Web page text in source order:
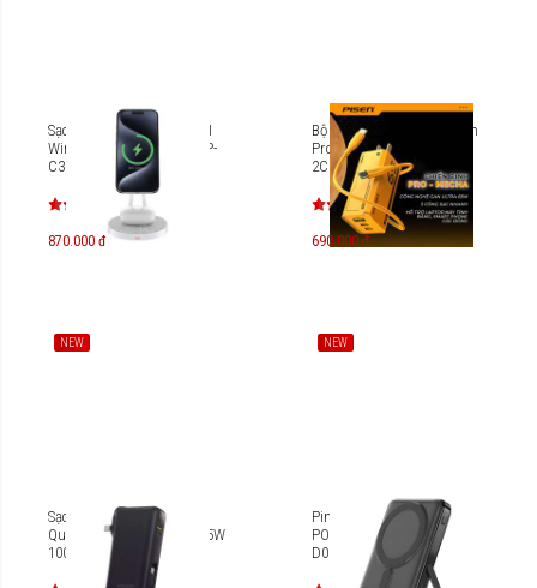
Sạc không dây Pisen 2 in 1
Wireless Fast Charging TP-
C30
870.000 đ
Bộ sạc nhanh 3 cổng Pisen
Pro Mecha GaNUltra 65W
2C1A TS-C137(Mecha)
690.000 đ
NEW
Sạc dự phòng 3C Pisen
Quick High Power Box 22.5W
10000mAh TP-D185
NEW
Pin dự phòng Pisen Quick
POWERMag 30W TP-
D080(GLB)